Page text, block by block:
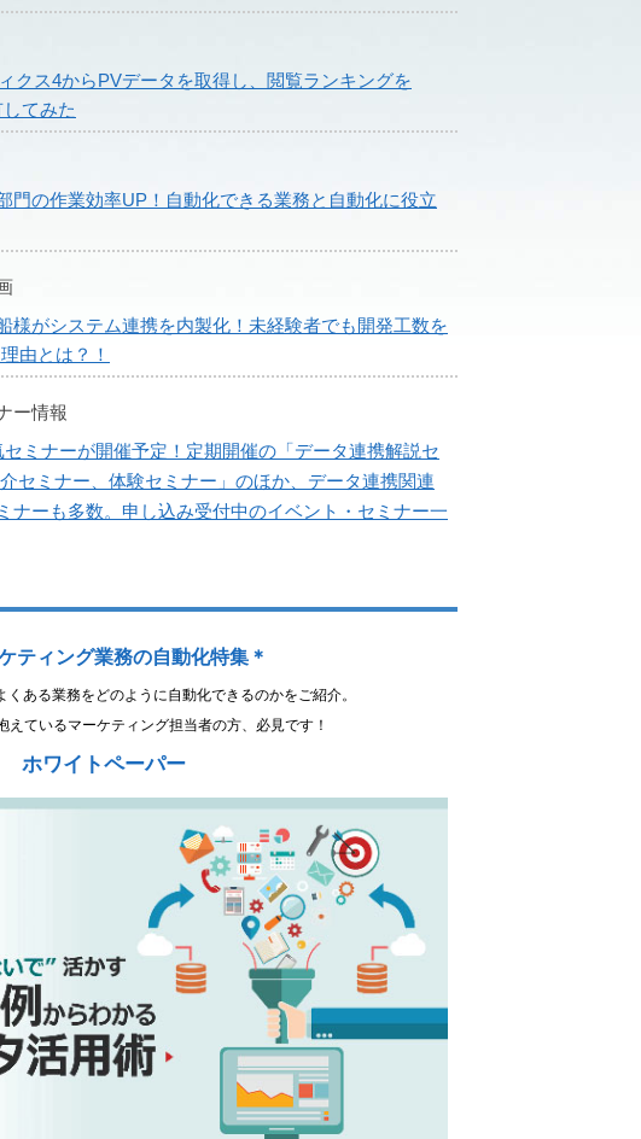
クス4からPVデータを取得し、閲覧ランキングを
てみた
門の作業効率UP！自動化できる業務と自動化に役立
様がシステム連携を内製化！未経験者でも開発工数を
由とは？！
ー情報
ミナーが開催予定！定期開催の「データ連携解説セ
セミナー、体験セミナー」のほか、データ連携関連
ナーも多数。申し込み受付中のイベント・セミナー一
ティング業務の自動化特集＊
くある業務をどのように自動化できるのかをご紹介。
えているマーケティング担当者の方、必見です！
ホワイトペーパー